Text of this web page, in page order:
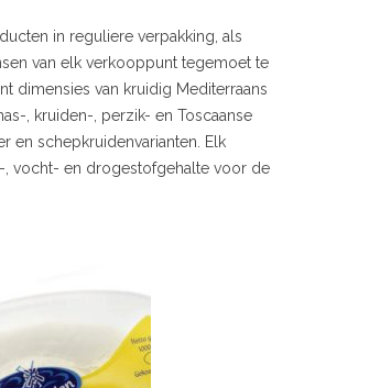
in reguliere verpakking, als
van elk verkooppunt tegemoet te
dimensies van kruidig Mediterraans
, kruiden-, perzik- en Toscaanse
en schepkruidenvarianten. Elk
vocht- en drogestofgehalte voor de